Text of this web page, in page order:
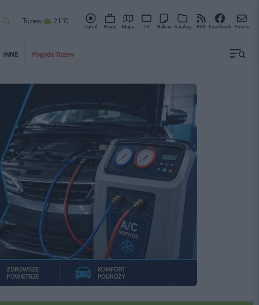
Tczew 21°C
Zgłoś Praca Mapa TV Galeria Katalog RSS Facebook Poczta
INNE Pogoda Tczew